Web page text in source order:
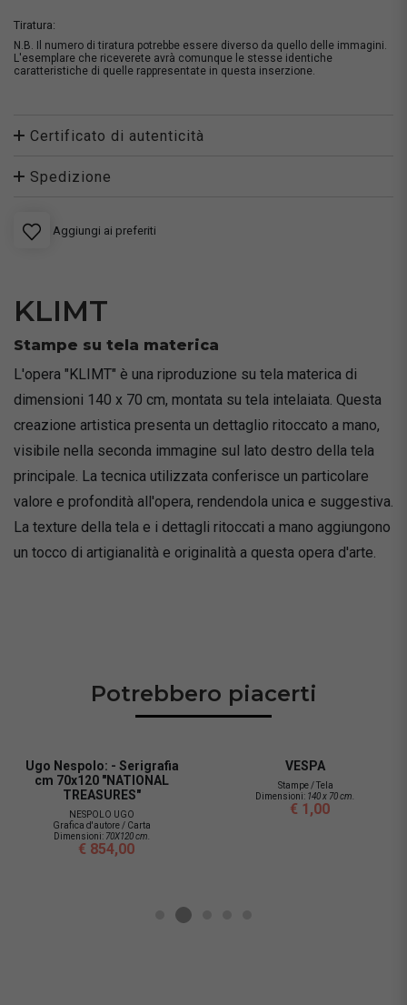
Tiratura:
N.B. Il numero di tiratura potrebbe essere diverso da quello delle immagini.
L'esemplare che riceverete avrà comunque le stesse identiche
caratteristiche di quelle rappresentate in questa inserzione.
Certificato di autenticità
Spedizione
Aggiungi ai preferiti
KLIMT
Stampe su tela materica
L'opera "KLIMT" è una riproduzione su tela materica di
dimensioni 140 x 70 cm, montata su tela intelaiata. Questa
creazione artistica presenta un dettaglio ritoccato a mano,
visibile nella seconda immagine sul lato destro della tela
principale. La tecnica utilizzata conferisce un particolare
valore e profondità all'opera, rendendola unica e suggestiva.
La texture della tela e i dettagli ritoccati a mano aggiungono
un tocco di artigianalità e originalità a questa opera d'arte.
Potrebbero piacerti
Ugo Nespolo: - Serigrafia
cm 70x120 "NATIONAL
TREASURES"
NESPOLO UGO
Grafica d'autore / Carta
Dimensioni: 70X120 cm.
€ 854,00
VESPA
Stampe / Tela
Dimensioni: 140 x 70 cm.
€ 1,00